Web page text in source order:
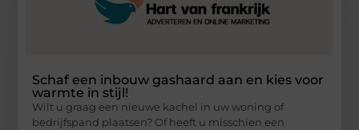
Schaf een inbouw gashaard aan en kies voor
warmte in stijl!
Wilt u graag een nieuwe kachel in uw woning of
bedrijfspand plaatsen? Of heeft u misschien een